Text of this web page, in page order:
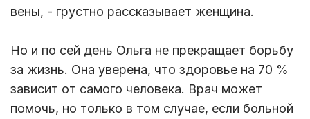
вены, - грустно рассказывает женщина.
Но и по сей день Ольга не прекращает борьбу
за жизнь. Она уверена, что здоровье на 70 %
зависит от самого человека. Врач может
помочь, но только в том случае, если больной